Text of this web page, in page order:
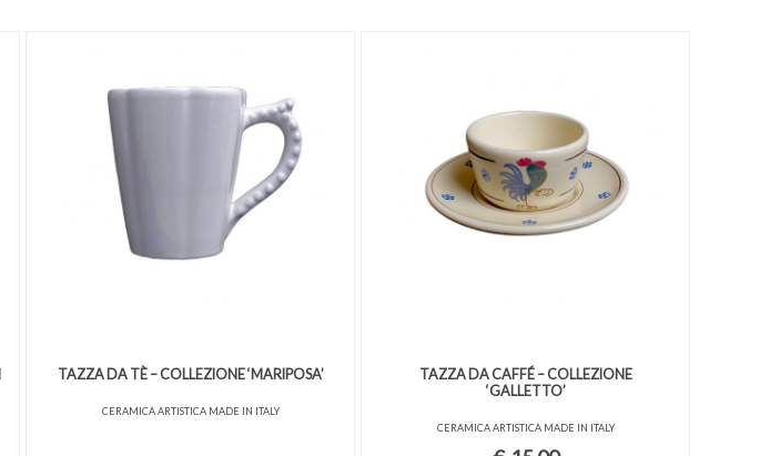
TAZZA DA TÈ – COLLEZIONE ‘MARIPOSA’
CERAMICA ARTISTICA MADE IN ITALY
TAZZA DA CAFFÉ – COLLEZIONE
‘GALLETTO’
CERAMICA ARTISTICA MADE IN ITALY